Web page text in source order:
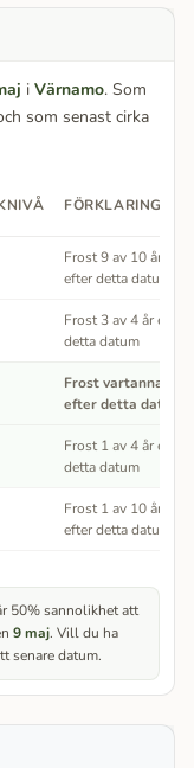
i Värnamo. Som
som senast cirka
FÖRKLARING
Frost 9 av 10 år
efter detta datum
Frost 3 av 4 år efter
detta datum
Frost vartannat år
efter detta datum
Frost 1 av 4 år efter
detta datum
Frost 1 av 10 år
efter detta datum
50% sannolikhet att
9 maj. Vill du ha
senare datum.